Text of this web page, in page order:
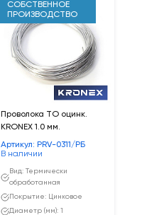
СОБСТВЕННОЕ
ПРОИЗВОДСТВО
Проволока ТО оцинк.
KRONEX 1.0 мм.
Артикул: PRV-0311/РБ
В наличии
Вид: Термически
обработанная
Покрытие: Цинковое
Диаметр (мм): 1